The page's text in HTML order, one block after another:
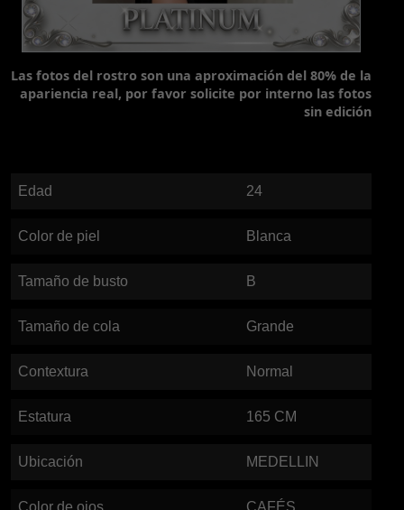
Las fotos del rostro son una aproximación del 80% de la
apariencia real, por favor solicite por interno las fotos
sin edición
Edad 24
Color de piel Blanca
Tamaño de busto B
Tamaño de cola Grande
Contextura Normal
Estatura 165 CM
Ubicación MEDELLIN
Color de ojos CAFÉS